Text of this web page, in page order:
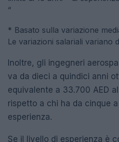
“
* Basato sulla variazione
Le variazioni salariali variano
Inoltre, gli ingegneri
va da dieci a quindici anni
equivalente a 33.700 AED
rispetto a chi ha da cinque
esperienza.
Se il livello di esperienza è